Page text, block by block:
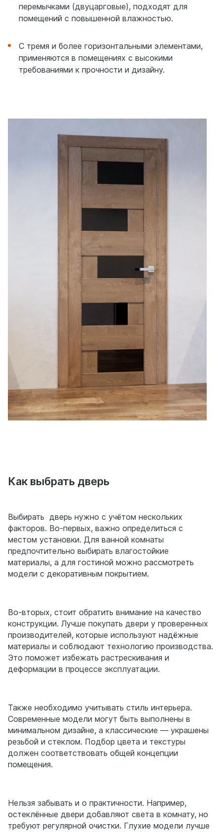
перемычками (двуцарговые), подходят для
помещений с повышенной влажностью.
С тремя и более горизонтальными элементами,
применяются в помещениях с высокими
требованиями к прочности и дизайну.
Как выбрать дверь
Выбирать дверь нужно с учётом нескольких
факторов. Во-первых, важно определиться с
местом установки. Для ванной комнаты
предпочтительно выбирать влагостойкие
материалы, а для гостиной можно рассмотреть
модели с декоративным покрытием.
Во-вторых, стоит обратить внимание на качество
конструкции. Лучше покупать двери у проверенных
производителей, которые используют надёжные
материалы и соблюдают технологию производства.
Это поможет избежать растрескивания и
деформации в процессе эксплуатации.
Также необходимо учитывать стиль интерьера.
Современные модели могут быть выполнены в
минимальном дизайне, а классические — украшены
резьбой и стеклом. Подбор цвета и текстуры
должен соответствовать общей концепции
помещения.
Нельзя забывать и о практичности. Например,
остеклённые двери добавляют света в комнату, но
требуют регулярной очистки. Глухие модели лучше